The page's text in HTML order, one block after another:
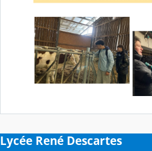
Lycée René Descartes